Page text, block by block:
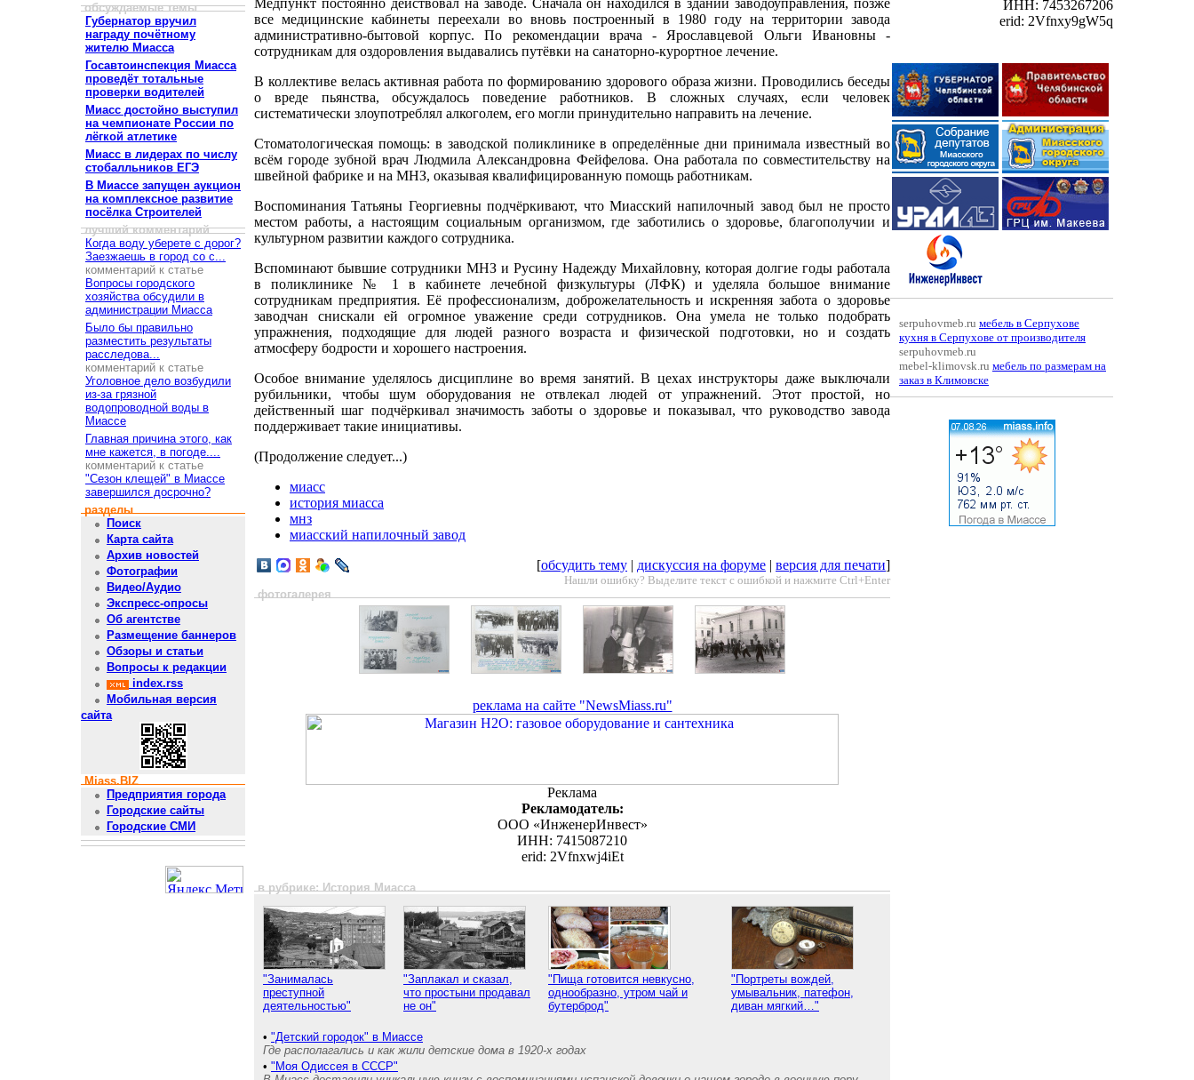
обсуждаемые темы
Губернатор вручил
награду почётному
жителю Миасса
Госавтоинспекция Миасса
проведёт тотальные
проверки водителей
Миасс достойно выступил
на чемпионате России по
лёгкой атлетике
Миасс в лидерах по числу
стобалльников ЕГЭ
В Миассе запущен аукцион
на комплексное развитие
посёлка Строителей
лучший комментарий
Когда воду уберете с дорог?
Заезжаешь в город со с...
комментарий к статье
Вопросы городского
хозяйства обсудили в
администрации Миасса
Было бы правильно
разместить результаты
расследова...
комментарий к статье
Уголовное дело возбудили
из-за грязной
водопроводной воды в
Миассе
Главная причина этого, как
мне кажется, в погоде....
комментарий к статье
"Сезон клещей" в Миассе
завершился досрочно?
разделы
Поиск
Карта сайта
Архив новостей
Фотографии
Видео/Аудио
Экспресс-опросы
Об агентстве
Размещение баннеров
Обзоры и статьи
Вопросы к редакции
index.rss
Мобильная версия
сайта
Miass.BIZ
Предприятия города
Городские сайты
Городские СМИ
Медпункт постоянно действовал на заводе. Сначала он находился в здании заводоуправления, позже
все медицинские кабинеты переехали во вновь построенный в 1980 году на территории завода
административно-бытовой корпус. По рекомендации врача - Ярославцевой Ольги Ивановны -
сотрудникам для оздоровления выдавались путёвки на санаторно-курортное лечение.
В коллективе велась активная работа по формированию здорового образа жизни. Проводились беседы
о вреде пьянства, обсуждалось поведение работников. В сложных случаях, если человек
систематически злоупотреблял алкоголем, его могли принудительно направить на лечение.
Стоматологическая помощь: в заводской поликлинике в определённые дни принимала известный во
всём городе зубной врач Людмила Александровна Фейфелова. Она работала по совместительству на
швейной фабрике и на МНЗ, оказывая квалифицированную помощь работникам.
Воспоминания Татьяны Георгиевны подчёркивают, что Миасский напилочный завод был не просто
местом работы, а настоящим социальным организмом, где заботились о здоровье, благополучии и
культурном развитии каждого сотрудника.
Вспоминают бывшие сотрудники МНЗ и Русину Надежду Михайловну, которая долгие годы работала
в поликлинике № 1 в кабинете лечебной физкультуры (ЛФК) и уделяла большое внимание
сотрудникам предприятия. Её профессионализм, доброжелательность и искренняя забота о здоровье
заводчан снискали ей огромное уважение среди сотрудников. Она умела не только подобрать
упражнения, подходящие для людей разного возраста и физической подготовки, но и создать
атмосферу бодрости и хорошего настроения.
Особое внимание уделялось дисциплине во время занятий. В цехах инструкторы даже выключали
рубильники, чтобы шум оборудования не отвлекал людей от упражнений. Этот простой, но
действенный шаг подчёркивал значимость заботы о здоровье и показывал, что руководство завода
поддерживает такие инициативы.
(Продолжение следует...)
миасс
история миасса
мнз
миасский напилочный завод
[обсудить тему | дискуссия на форуме | версия для печати]
Нашли ошибку? Выделите текст с ошибкой и нажмите Ctrl+Enter
фотогалерея
реклама на сайте "NewsMiass.ru"
Реклама
Рекламодатель:
ООО «ИнженерИнвест»
ИНН: 7415087210
erid: 2Vfnxwj4iEt
в рубрике: История Миасса
"Занималась
преступной
деятельностью"
"Заплакал и сказал,
что простыни продавал
не он"
"Пища готовится невкусно,
однообразно, утром чай и
бутерброд"
"Портреты вождей,
умывальник, патефон,
диван мягкий…"
• "Детский городок" в Миассе
Где располагались и как жили детские дома в 1920-х годах
• "Моя Одиссея в СССР"
ИНН: 7453267206
erid: 2Vfnxy9gW5q
serpuhovmeb.ru мебель в Серпухове
кухня в Серпухове от производителя
serpuhovmeb.ru
mebel-klimovsk.ru мебель по размерам на
заказ в Климовске